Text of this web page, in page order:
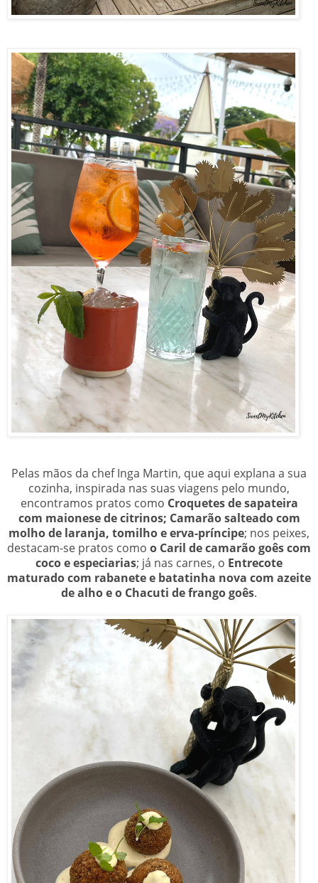
Pelas mãos da chef Inga Martin, que aqui explana a sua
cozinha, inspirada nas suas viagens pelo mundo,
encontramos pratos como Croquetes de sapateira
com maionese de citrinos; Camarão salteado com
molho de laranja, tomilho e erva-príncipe; nos peixes,
destacam-se pratos como o Caril de camarão goês com
coco e especiarias; já nas carnes, o Entrecote
maturado com rabanete e batatinha nova com azeite
de alho e o Chacuti de frango goês.